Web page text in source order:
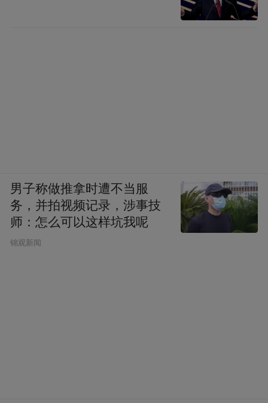
男子称做推拿时遭不当服
务，并拍视频记录，涉事技
师：怎么可以这样坑我呢
锦观新闻